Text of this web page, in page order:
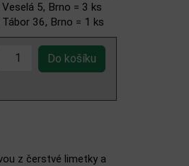
5, Brno = 3 ks
36, Brno = 1 ks
z čerstvé limetky a